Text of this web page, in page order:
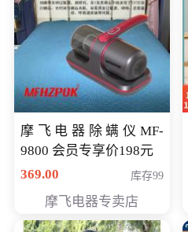
摩飞电器除螨仪MF-
9800 会员专享价198元
369.00
库存99
摩飞电器专卖店